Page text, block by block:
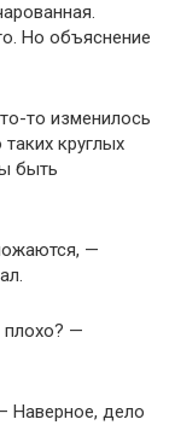
Но объяснение
то изменилось
круглых
быть
—
плохо? —
Наверное, дело